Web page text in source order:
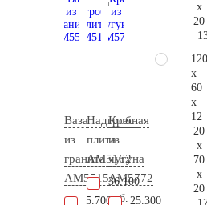
Ваза
из
гранита
AM5515
5.700
Надгробная
плита
AM5162
36.100
руб.
Крест
из
чугуна
AM5772
25.300
x
20
120
x
60
x
12
20
x
70
x
20